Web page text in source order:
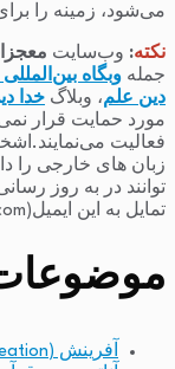
می‌شود، زمینه را
نکته: وب‌سایت
جمله وبگاه
دین علم، وبلاگ خدا
مورد حمایت قرار
فعالیت
زبان های خارجی را
توانند در به روز
تمایل به این ایمیل(raminfakhari@gmail.com) پیام بدهند.
آفرینش (Creation)